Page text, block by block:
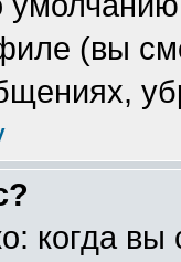
(вы
когда